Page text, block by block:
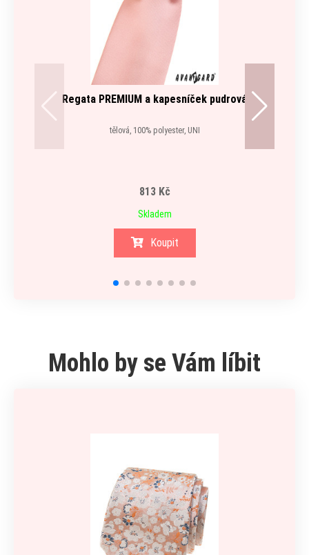
Regata PREMIUM a kapesníček pudrová
tělová, 100% polyester, UNI
813 Kč
Skladem
Koupit
Mohlo by se Vám líbit